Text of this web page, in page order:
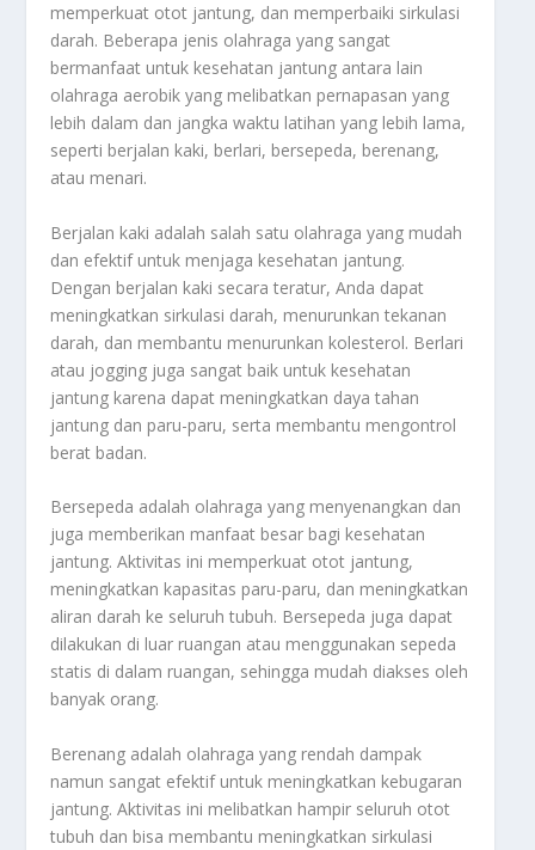
memperkuat otot jantung, dan memperbaiki sirkulasi
darah. Beberapa jenis olahraga yang sangat
bermanfaat untuk kesehatan jantung antara lain
olahraga aerobik yang melibatkan pernapasan yang
lebih dalam dan jangka waktu latihan yang lebih lama,
seperti berjalan kaki, berlari, bersepeda, berenang,
atau menari.
Berjalan kaki adalah salah satu olahraga yang mudah
dan efektif untuk menjaga kesehatan jantung.
Dengan berjalan kaki secara teratur, Anda dapat
meningkatkan sirkulasi darah, menurunkan tekanan
darah, dan membantu menurunkan kolesterol. Berlari
atau jogging juga sangat baik untuk kesehatan
jantung karena dapat meningkatkan daya tahan
jantung dan paru-paru, serta membantu mengontrol
berat badan.
Bersepeda adalah olahraga yang menyenangkan dan
juga memberikan manfaat besar bagi kesehatan
jantung. Aktivitas ini memperkuat otot jantung,
meningkatkan kapasitas paru-paru, dan meningkatkan
aliran darah ke seluruh tubuh. Bersepeda juga dapat
dilakukan di luar ruangan atau menggunakan sepeda
statis di dalam ruangan, sehingga mudah diakses oleh
banyak orang.
Berenang adalah olahraga yang rendah dampak
namun sangat efektif untuk meningkatkan kebugaran
jantung. Aktivitas ini melibatkan hampir seluruh otot
tubuh dan bisa membantu meningkatkan sirkulasi